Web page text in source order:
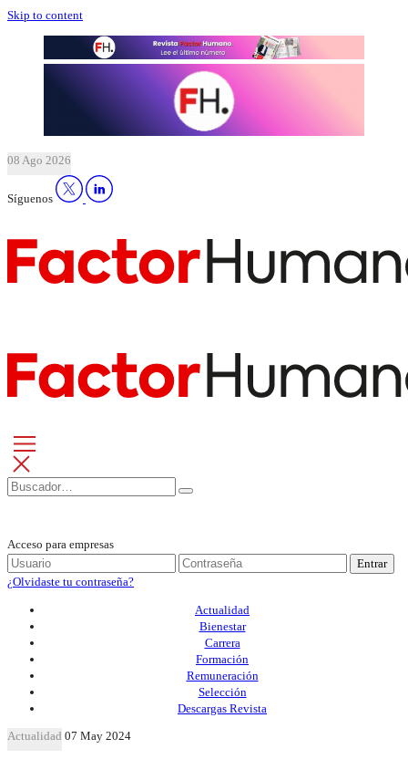
Skip to content
08 Ago 2026
Síguenos
Acceso para empresas
Entrar
¿Olvidaste tu contraseña?
Actualidad
Bienestar
Carrera
Formación
Remuneración
Selección
Descargas Revista
Actualidad 07 May 2024